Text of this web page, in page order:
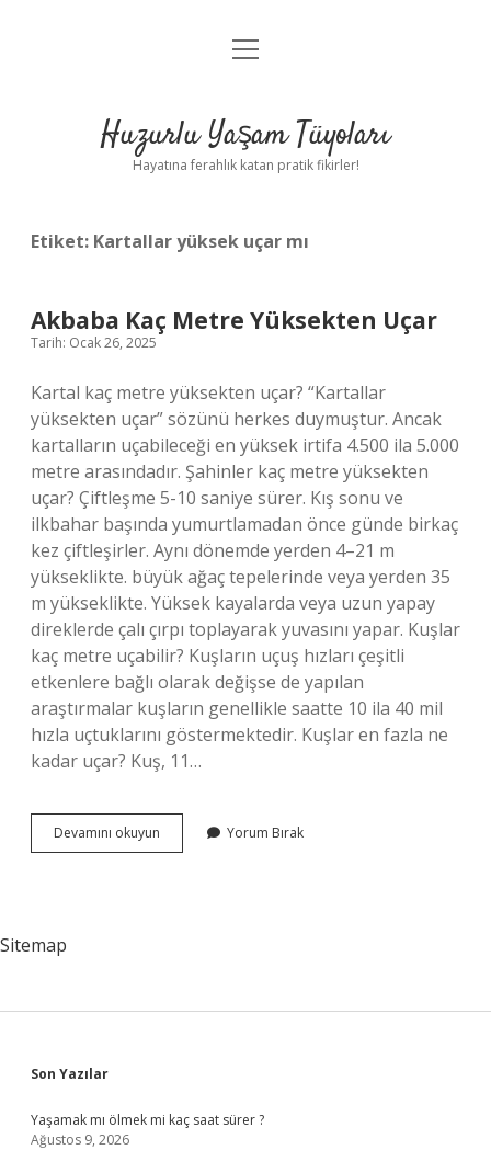
Anasayfa
Yasal Uyarı
menüyü
Huzurlu Yaşam Tüyoları
Hayatına ferahlık katan pratik fikirler!
Etiket: Kartallar yüksek uçar mı
Akbaba Kaç Metre Yüksekten Uçar
Tarih: Ocak 26, 2025
Kartal kaç metre yüksekten uçar? “Kartallar
yüksekten uçar” sözünü herkes duymuştur. Ancak
kartalların uçabileceği en yüksek irtifa 4.500 ila 5.000
metre arasındadır. Şahinler kaç metre yüksekten
uçar? Çiftleşme 5-10 saniye sürer. Kış sonu ve
ilkbahar başında yumurtlamadan önce günde birkaç
kez çiftleşirler. Aynı dönemde yerden 4–21 m
yükseklikte. büyük ağaç tepelerinde veya yerden 35
m yükseklikte. Yüksek kayalarda veya uzun yapay
direklerde çalı çırpı toplayarak yuvasını yapar. Kuşlar
kaç metre uçabilir? Kuşların uçuş hızları çeşitli
etkenlere bağlı olarak değişse de yapılan
araştırmalar kuşların genellikle saatte 10 ila 40 mil
hızla uçtuklarını göstermektedir. Kuşlar en fazla ne
kadar uçar? Kuş, 11…
Devamını okuyun
Kaç
Yorum Bırak
Sitemap
Sidebar
Son Yazılar
Yaşamak mı ölmek mi kaç saat sürer ?
Ağustos 9, 2026